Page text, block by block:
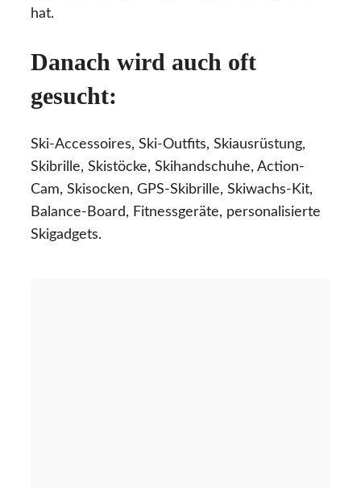
hat.
Danach wird auch oft
gesucht:
Ski-Accessoires, Ski-Outfits, Skiausrüstung,
Skibrille, Skistöcke, Skihandschuhe, Action-
Cam, Skisocken, GPS-Skibrille, Skiwachs-Kit,
Balance-Board, Fitnessgeräte, personalisierte
Skigadgets.